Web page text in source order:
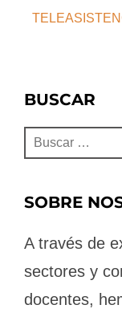
BUSCAR
Buscar:
SOBRE
A través de
sectores y
docentes,